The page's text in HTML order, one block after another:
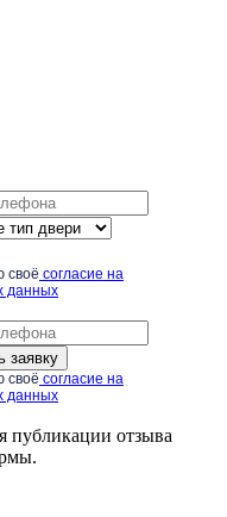
своё согласие на
данных
заявку
своё согласие на
данных
публикации отзыва